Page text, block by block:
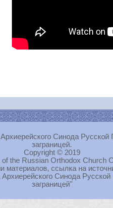
Синода Русской
заграницей.
Copyright © 2019
the Russian Orthodox Church
материалов, ссылка на
Синода
заграницей"